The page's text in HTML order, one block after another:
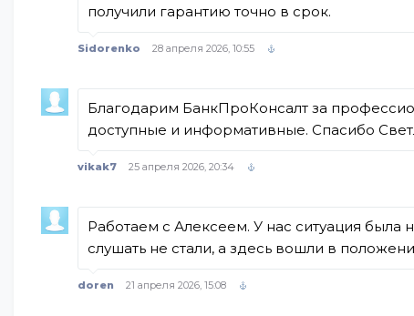
получили гарантию точно в срок.
Sidorenko 28 апреля 2026, 10:55
Благодарим БанкПроКонсалт за
доступные и информативные. Спасибо
vikak7 25 апреля 2026, 20:34
Работаем с Алексеем. У нас ситуация была
слушать не стали, а здесь вошли в
doren 21 апреля 2026, 15:08